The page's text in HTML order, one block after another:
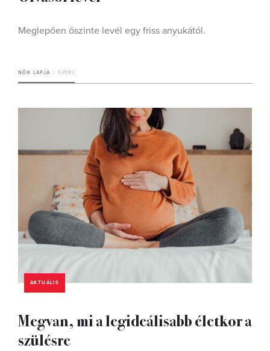
Meglepően őszinte levél egy friss anyukától.
NŐK LAPJA 5 PERC
AKTUÁLIS
Megvan, mi a legideálisabb életkor a
szülésre